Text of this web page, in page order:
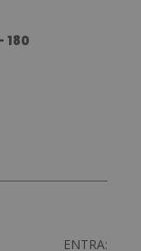
180
ENTRA: